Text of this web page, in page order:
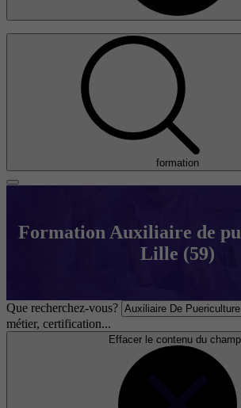
formation
Formation Auxiliaire de
Lille (59)
Que recherchez-vous?
métier, certification...
Effacer le contenu du